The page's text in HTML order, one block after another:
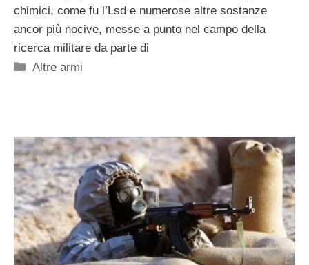
chimici, come fu l’Lsd e numerose altre sostanze
ancor più nocive, messe a punto nel campo della
ricerca militare da parte di
Categorie
Altre armi